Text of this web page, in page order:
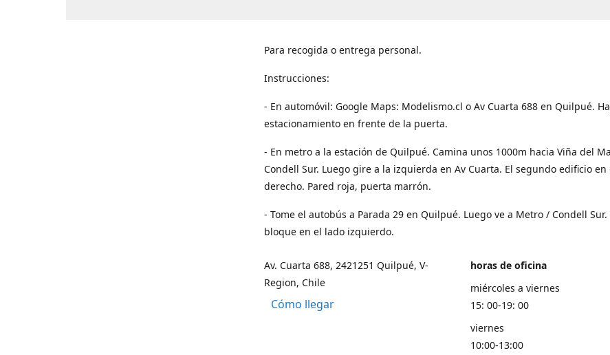
Para recogida o entrega personal.
Instrucciones:
- En automóvil: Google Maps: Modelismo.cl o Av Cuarta 688 en Quilpué.
estacionamiento en frente de la puerta.
- En metro a la estación de Quilpué. Camina unos 1000m hacia Viña del
Condell Sur. Luego gire a la izquierda en Av Cuarta. El segundo edificio en
derecho. Pared roja, puerta marrón.
- Tome el autobús a Parada 29 en Quilpué. Luego ve a Metro / Condell
bloque en el lado izquierdo.
Av. Cuarta 688, 2421251 Quilpué, V-
Region, Chile
Cómo llegar
horas de oficina
miércoles a viernes
15: 00-19: 00
viernes
10:00-13:00